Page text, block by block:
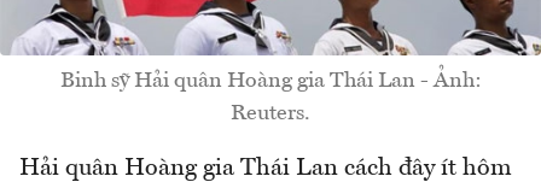
Binh sỹ Hải quân Hoàng gia Thái Lan - Ảnh:
Reuters.
Hải quân Hoàng gia Thái Lan cách đây ít hôm